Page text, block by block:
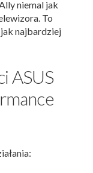
niemal jak
To
najbardziej
ASUS